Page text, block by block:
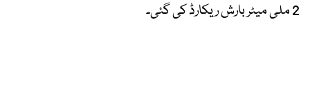
2 ملی میٹر بارش ریکارڈ کی گئی۔